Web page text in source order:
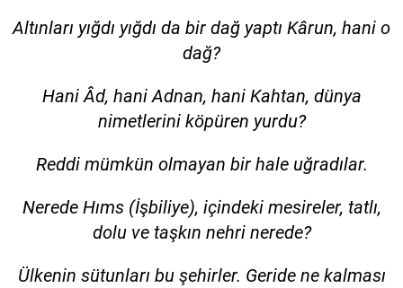
Altınları yığdı yığdı da bir dağ yaptı Kârun, hani o
dağ?
Hani Âd, hani Adnan, hani Kahtan, dünya
nimetlerini köpüren yurdu?
Reddi mümkün olmayan bir hale uğradılar.
Nerede Hıms (İşbiliye), içindeki mesireler, tatlı,
dolu ve taşkın nehri nerede?
Ülkenin sütunları bu şehirler. Geride ne kalması